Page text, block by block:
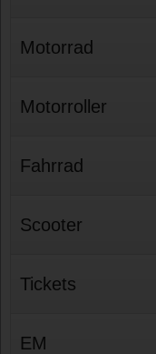
Motorrad
Motorroller
Fahrrad
Scooter
Tickets
EM